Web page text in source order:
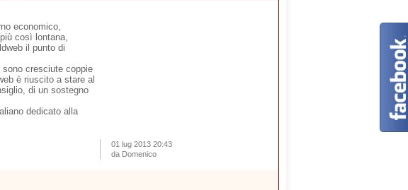
economico,
così lontana,
il punto di
cresciute coppie
è riuscito a stare al
di un sostegno
dedicato alla
01 lug 2013 20:43
da Domenico